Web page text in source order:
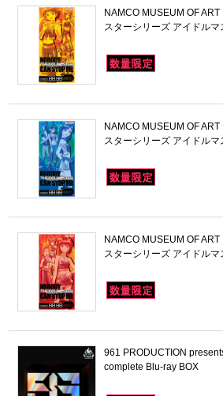
NAMCO MUSEUM OF
スターシリーズ アイドルマ
NAMCO MUSEUM OF
スターシリーズ アイドルマ
NAMCO MUSEUM OF
スターシリーズ アイドルマ
961 PRODUCTION
complete Blu-ray BOX